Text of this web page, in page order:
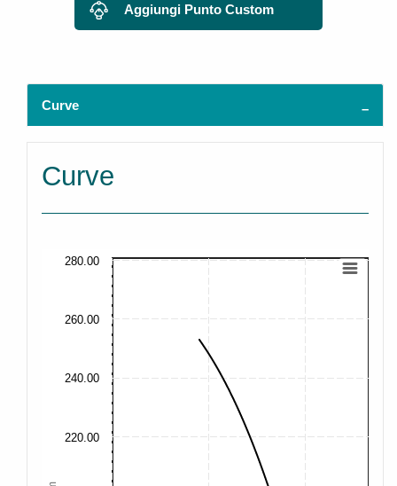
Aggiungi Punto Custom
Curve
Curve
220.00
240.00
260.00
280.00